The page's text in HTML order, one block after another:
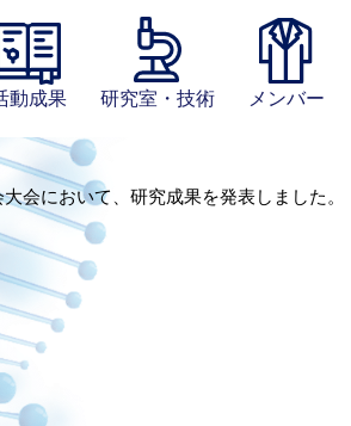
動成果 研究室・技術 メンバー
会において、研究成果を発表しました。